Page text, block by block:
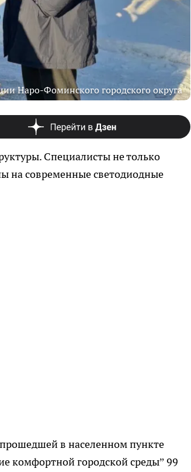
Наро-Фоминского городского округа
Специалисты не только
на современные светодиодные
в населенном пункте
комфортной городской среды” 99